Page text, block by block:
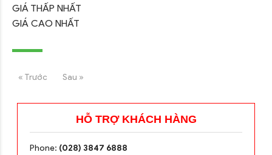
GIÁ THẤP NHẤT
GIÁ CAO NHẤT
« Trước Sau »
HỖ TRỢ KHÁCH HÀNG
Phone: (028) 3847 6888